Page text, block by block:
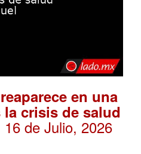
en una
crisis de salud
16 de Julio, 2026